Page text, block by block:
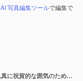
AI 写真編集ツールで編集で
クリスマスのエレガントな装飾を発見し,真に祝賀的な囲気のためのろうそくと美しい装飾要素を特徴とします